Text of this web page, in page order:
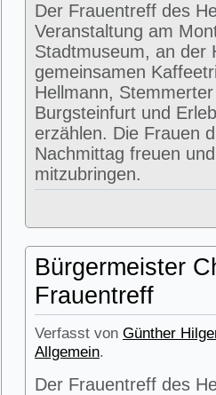
Der Frauentreff des
Veranstaltung am
Stadtmuseum, an der
gemeinsamen
Hellmann,
Burgsteinfurt und
erzählen. Die Frauen
Nachmittag freuen
mitzubringen.
Bürgermeister
Frauentreff
Verfasst von Günther
Allgemein.
Der Frauentreff des